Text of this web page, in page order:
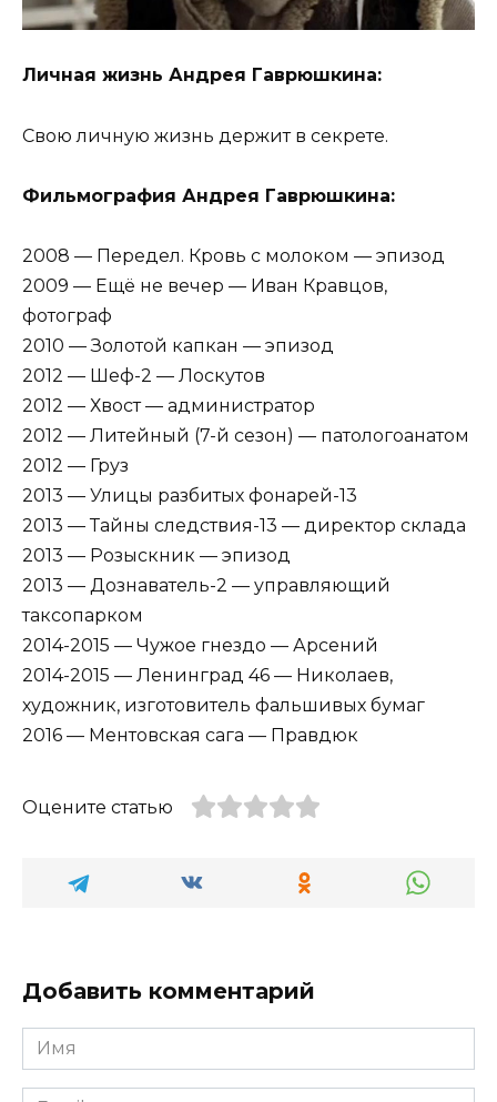
Личная жизнь Андрея Гаврюшкина:
Свою личную жизнь держит в секрете.
Фильмография Андрея Гаврюшкина:
2008 — Передел. Кровь с молоком — эпизод
2009 — Ещё не вечер — Иван Кравцов,
фотограф
2010 — Золотой капкан — эпизод
2012 — Шеф-2 — Лоскутов
2012 — Хвост — администратор
2012 — Литейный (7-й сезон) — патологоанатом
2012 — Груз
2013 — Улицы разбитых фонарей-13
2013 — Тайны следствия-13 — директор склада
2013 — Розыскник — эпизод
2013 — Дознаватель-2 — управляющий
таксопарком
2014-2015 — Чужое гнездо — Арсений
2014-2015 — Ленинград 46 — Николаев,
художник, изготовитель фальшивых бумаг
2016 — Ментовская сага — Правдюк
Оцените статью
Добавить комментарий
Имя
*